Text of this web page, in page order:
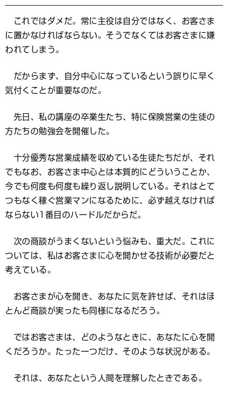
これではダメだ。常に主役は自分ではなく、お客さま
に置かなければならない。そうでなくてはお客さまに嫌
われてしまう。
だからまず、自分中心になっているという誤りに早く
気付くことが重要なのだ。
先日、私の講座の卒業生たち、特に保険営業の生徒の
方たちの勉強会を開催した。
十分優秀な営業成績を収めている生徒たちだが、それ
でもなお、お客さま中心とは本質的にどういうことか、
今でも何度も何度も繰り返し説明している。それはとて
つもなく稼ぐ営業マンになるために、必ず越えなければ
ならない1番目のハードルだからだ。
次の商談がうまくないという悩みも、重大だ。これに
ついては、私はお客さまに心を開かせる技術が必要だと
考えている。
お客さまが心を開き、あなたに気を許せば、それはほ
とんど商談が実ったも同様になるだろう。
ではお客さまは、どのようなときに、あなたに心を開
くだろうか。たった一つだけ、そのような状況がある。
それは、あなたという人間を理解したときである。